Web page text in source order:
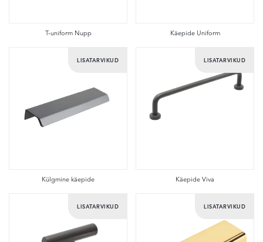
T-uniform Nupp Käepide Uniform
LISATARVIKUD
Külgmine käepide
LISATARVIKUD
Käepide Viva
LISATARVIKUD LISATARVIKUD